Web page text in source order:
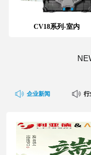
CV18系列-室内
企业新闻 行